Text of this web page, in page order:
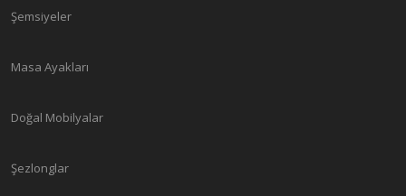
Şemsiyeler
Masa Ayakları
Doğal Mobilyalar
Şezlonglar